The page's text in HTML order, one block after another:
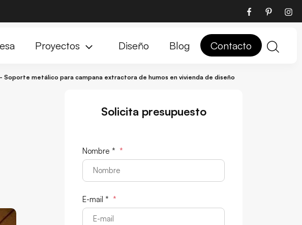
Proyectos Diseño Blog Contacto
- Soporte metálico para campana extractora de humos en vivienda de diseño
Solicita presupuesto
Nombre * *
E-mail * *